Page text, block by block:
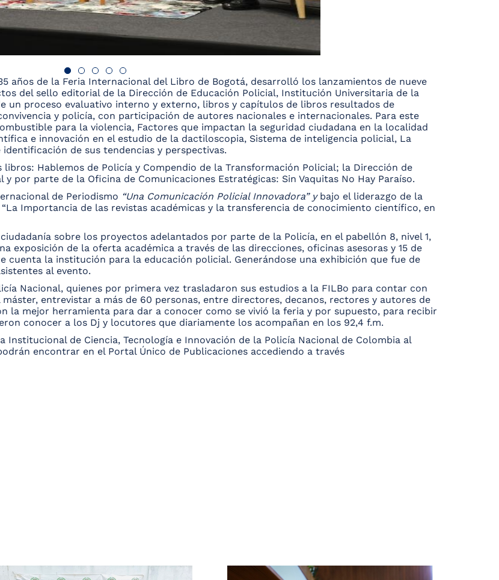
años de la Feria Internacional del Libro de Bogotá, desarrolló los lanzamientos de nueve
del sello editorial de la Dirección de Educación Policial, Institución Universitaria de la
un proceso evaluativo interno y externo, libros y capítulos de libros resultados de
y policía, con participación de autores nacionales e internacionales. Para este
para la violencia, Factores que impactan la seguridad ciudadana en la localidad
e innovación en el estudio de la dactiloscopia, Sistema de inteligencia policial, La
de sus tendencias y perspectivas.
Hablemos de Policía y Compendio de la Transformación Policial; la Dirección de
por parte de la Oficina de Comunicaciones Estratégicas: Sin Vaquitas No Hay Paraíso.
de Periodismo “Una Comunicación Policial Innovadora” y bajo el liderazgo de la
Importancia de las revistas académicas y la transferencia de conocimiento científico, en
sobre los proyectos adelantados por parte de la Policía, en el pabellón 8, nivel 1,
exposición de la oferta académica a través de las direcciones, oficinas asesoras y 15 de
cuenta la institución para la educación policial. Generándose una exhibición que fue de
al evento.
Nacional, quienes por primera vez trasladaron sus estudios a la FILBo para contar con
entrevistar a más de 60 personas, entre directores, decanos, rectores y autores de
la mejor herramienta para dar a conocer como se vivió la feria y por supuesto, para recibir
conocer a los Dj y locutores que diariamente los acompañan en los 92,4 f.m.
Institucional de Ciencia, Tecnología e Innovación de la Policía Nacional de Colombia al
encontrar en el Portal Único de Publicaciones accediendo a través